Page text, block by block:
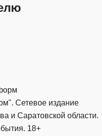
Сетевое издание
и Саратовской области.
18+